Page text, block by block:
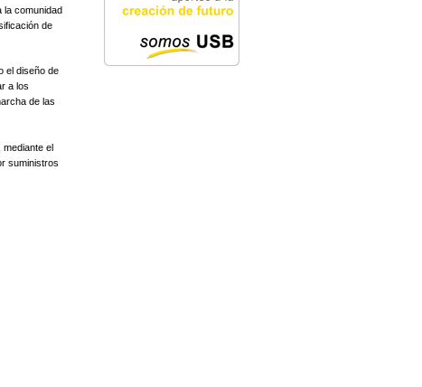
la comunidad
de
el diseño de
a los
de las
mediante el
suministros